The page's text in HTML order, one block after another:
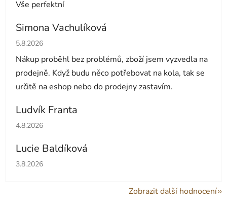
Vše perfektní
Simona Vachulíková
Hodnocení obchodu je 5 z 5 hvězdiček.
5.8.2026
Nákup proběhl bez problémů, zboží jsem vyzvedla na
prodejně. Když budu něco potřebovat na kola, tak se
určitě na eshop nebo do prodejny zastavím.
Ludvík Franta
Hodnocení obchodu je 5 z 5 hvězdiček.
4.8.2026
Lucie Baldíková
Hodnocení obchodu je 5 z 5 hvězdiček.
3.8.2026
Zobrazit další hodnocení